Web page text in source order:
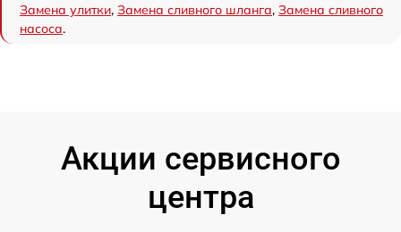
Замена улитки, Замена сливного шланга, Замена сливного
насоса.
Акции сервисного
центра